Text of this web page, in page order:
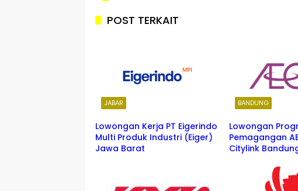
POST TERKAIT
JABAR
Lowongan Kerja PT Eigerindo
Multi Produk Industri (Eiger)
Jawa Barat
BANDUNG
Lowongan
Pemagangan
Citylink